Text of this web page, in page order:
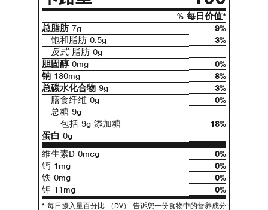
% 每日价值*
总脂肪7g
9%
饱和脂肪 0.5g
3%
反式脂肪 0g
胆固醇0mg
0%
钠 180mg
8%
总碳水化合物 9g
3%
膳食纤维 0g
0%
总糖 9g
包括 9g 添加糖
18%
蛋白 0g
維生素D 0mcg
0%
钙 1mg
0%
铁 0mg
0%
钾 11mg
0%
* 每日摄入量百分比 （DV） 告诉您一份食物中的营养成分